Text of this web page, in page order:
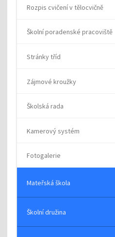
Rozpis cvičení v tělocvičně
Školní poradenské pracoviště
Stránky tříd
Zájmové kroužky
Školská rada
Kamerový systém
Fotogalerie
Mateřská škola
Školní družina